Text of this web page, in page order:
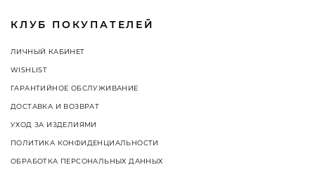
КЛУБ ПОКУПАТЕЛЕЙ
ЛИЧНЫЙ КАБИНЕТ
WISHLIST
ГАРАНТИЙНОЕ ОБСЛУЖИВАНИЕ
ДОСТАВКА И ВОЗВРАТ
УХОД ЗА ИЗДЕЛИЯМИ
ПОЛИТИКА КОНФИДЕНЦИАЛЬНОСТИ
ОБРАБОТКА ПЕРСОНАЛЬНЫХ ДАННЫХ